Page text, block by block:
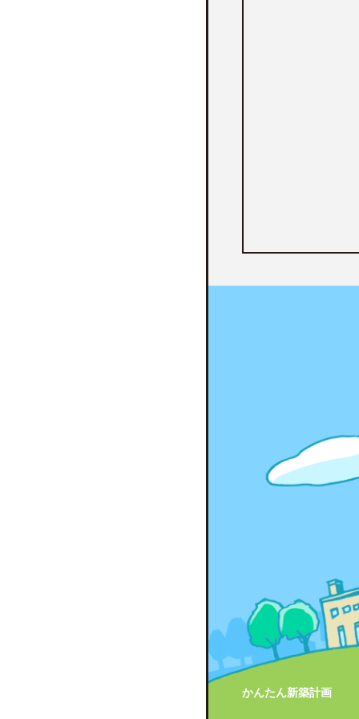
かんたん新築計画